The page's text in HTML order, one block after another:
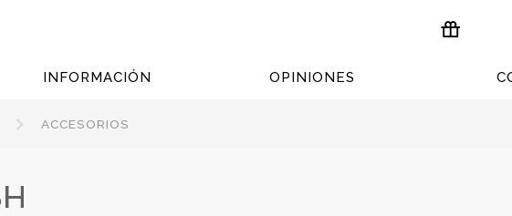
INFORMACIÓN OPINIONES
ACCESORIOS